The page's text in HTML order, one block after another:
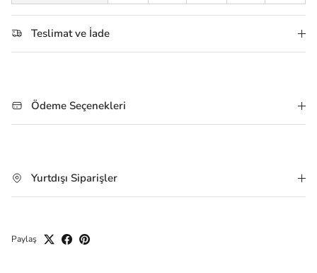
Teslimat ve İade
Ödeme Seçenekleri
Yurtdışı Siparişler
Paylaş